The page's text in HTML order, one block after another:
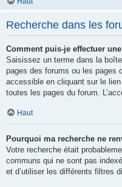
Recherche dans les
Comment puis-je effectuer
Saisissez un terme dans la
pages des forums ou les pages
accessible en cliquant sur le
toutes les pages du forum.
Haut
Pourquoi ma recherche ne
Votre recherche était
communs qui ne sont pas
et d’utiliser les différents filtres